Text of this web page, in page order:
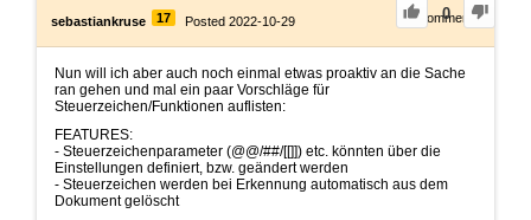
0
sebastiankruse 17 Posted 2022-10-29 0Comments
Nun will ich aber auch noch einmal etwas proaktiv an die Sache
ran gehen und mal ein paar Vorschläge für
Steuerzeichen/Funktionen auflisten:
FEATURES:
- Steuerzeichenparameter (@@/##/[[]]) etc. könnten über die
Einstellungen definiert, bzw. geändert werden
- Steuerzeichen werden bei Erkennung automatisch aus dem
Dokument gelöscht